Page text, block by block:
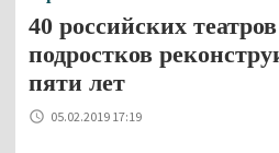
40 российских
подростков
пяти лет
05.02.2019 17:19